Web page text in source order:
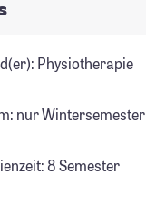
Physiotherapie
nur Wintersemester
8 Semester